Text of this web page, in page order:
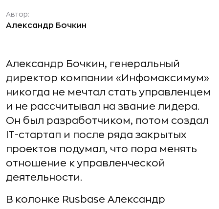
Автор:
Александр Бочкин
Александр Бочкин, генеральный
директор компании «Инфомаксимум»
никогда не мечтал стать управленцем
и не рассчитывал на звание лидера.
Он был разработчиком, потом создал
IT-стартап и после ряда закрытых
проектов подумал, что пора менять
отношение к управленческой
деятельности.
В колонке Rusbase Александр